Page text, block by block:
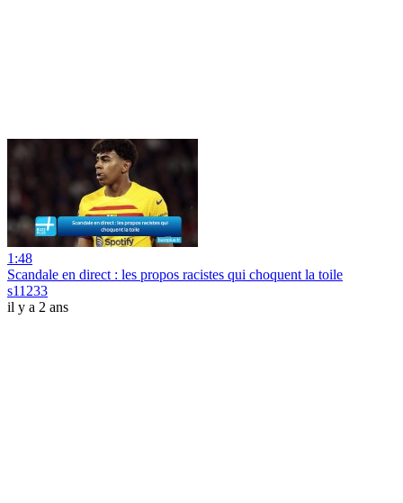
1:48
Scandale en direct : les propos racistes qui choquent la toile
s11233
il y a 2 ans